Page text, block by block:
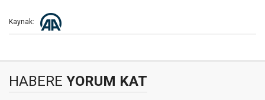
Kaynak:
HABERE YORUM KAT